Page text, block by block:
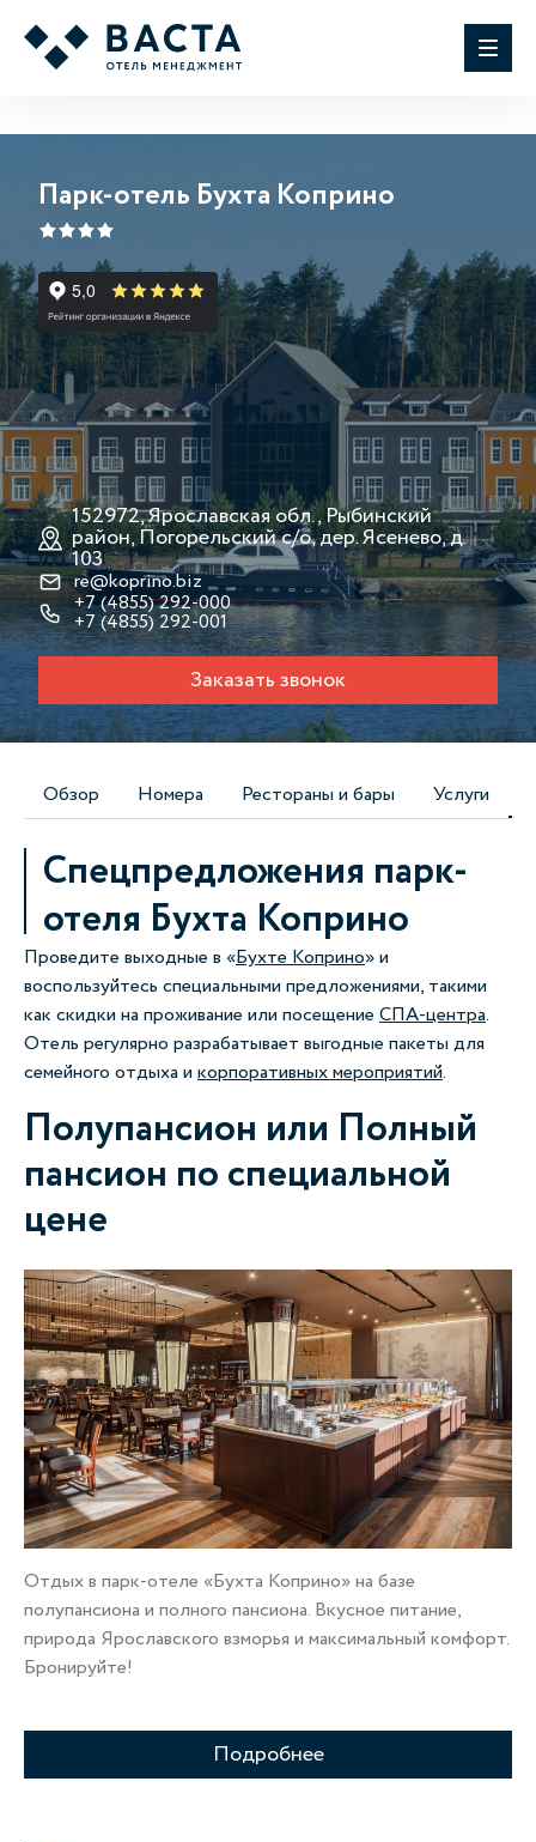
Парк-отель Бухта Коприно
152972, Ярославская обл., Рыбинский
район, Погорельский с/о, дер. Ясенево, д.
103
re@koprino.biz
+7 (4855) 292-000
+7 (4855) 292-001
Заказать звонок
Обзор Номера Рестораны и бары Услуги
Спецпредложения парк-
отеля Бухта Коприно
Проведите выходные в «Бухте Коприно» и
воспользуйтесь специальными предложениями, такими
как скидки на проживание или посещение СПА-центра.
Отель регулярно разрабатывает выгодные пакеты для
семейного отдыха и корпоративных мероприятий.
Полупансион или Полный
пансион по специальной
цене
Отдых в парк-отеле «Бухта Коприно» на базе
полупансиона и полного пансиона. Вкусное питание,
природа Ярославского взморья и максимальный комфорт.
Бронируйте!
Подробнее